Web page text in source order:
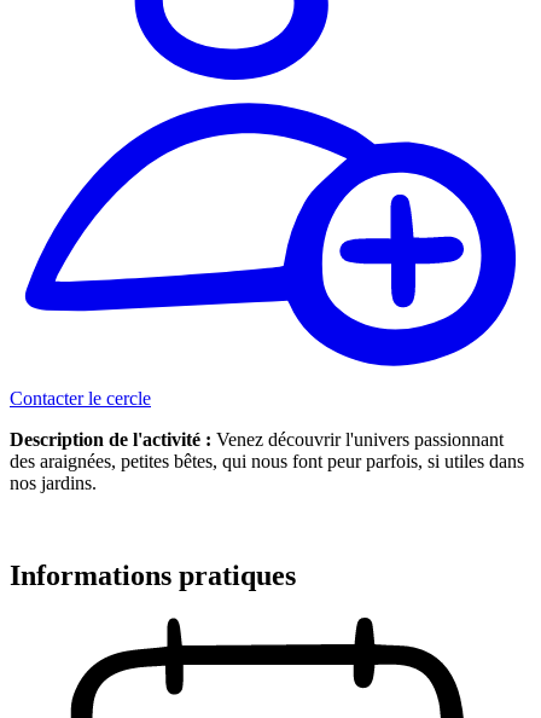
Contacter le cercle
Description de l'activité : Venez découvrir l'univers passionnant
des araignées, petites bêtes, qui nous font peur parfois, si utiles dans
nos jardins.
Informations pratiques